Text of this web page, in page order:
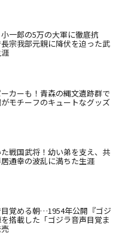
小一郎の5万の大軍に徹底抗
宗我部元親に降伏を迫った武
カーも！青森の縄文遺跡群で
モチーフのキュートなグッズ
戦国武将！幼い弟を支え、共
通幸の波乱に満ちた生涯
覚める朝…1954年公開『ゴジ
搭載した「ゴジラ音声目覚ま